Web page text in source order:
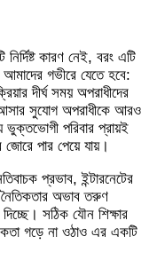
কারণ নেই, বরং এটি
গভীরে যেতে হবে:
দীর্ঘ সময় অপরাধীদের
আসার সুযোগ অপরাধীকে আরও
ভুক্তভোগী পরিবার প্রায়ই
পার পেয়ে যায়।
প্রভাব, ইন্টারনেটের
নৈতিকতার অভাব তরুণ
সঠিক যৌন শিক্ষার
গড়ে না ওঠাও এর একটি